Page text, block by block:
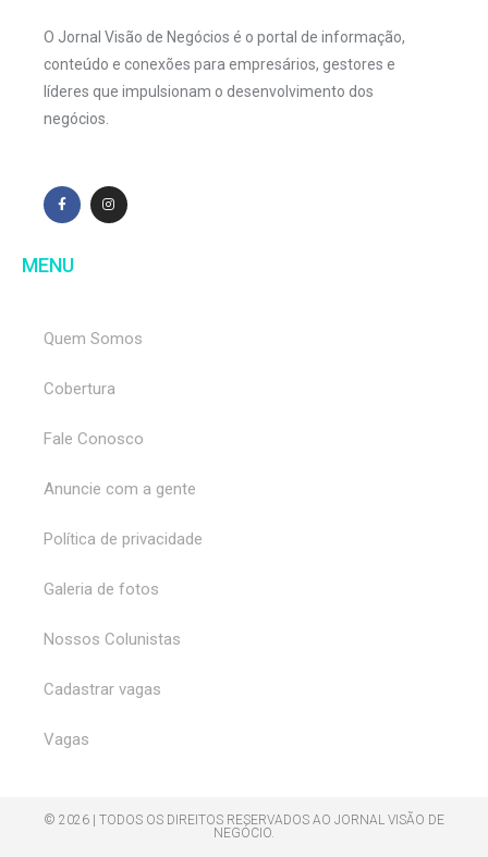
O Jornal Visão de Negócios é o portal de informação,
conteúdo e conexões para empresários, gestores e
líderes que impulsionam o desenvolvimento dos
negócios.
MENU
Quem Somos
Cobertura
Fale Conosco
Anuncie com a gente
Política de privacidade
Galeria de fotos
Nossos Colunistas
Cadastrar vagas
Vagas
© 2026 | TODOS OS DIREITOS RESERVADOS AO JORNAL VISÃO DE
NEGÓCIO.